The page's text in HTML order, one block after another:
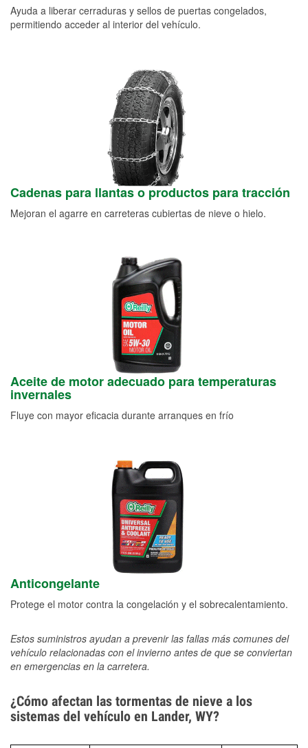
Ayuda a liberar cerraduras y sellos de puertas congelados,
permitiendo acceder al interior del vehículo.
Cadenas para llantas o productos para tracción
Mejoran el agarre en carreteras cubiertas de nieve o hielo.
Aceite de motor adecuado para temperaturas
invernales
Fluye con mayor eficacia durante arranques en frío
Anticongelante
Protege el motor contra la congelación y el sobrecalentamiento.
Estos suministros ayudan a prevenir las fallas más comunes del
vehículo relacionadas con el invierno antes de que se conviertan
en emergencias en la carretera.
¿Cómo afectan las tormentas de nieve a los
sistemas del vehículo en Lander, WY?